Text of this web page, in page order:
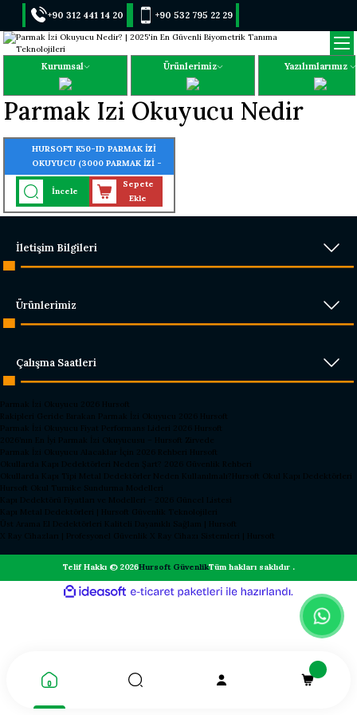
+90 312 441 14 20 +90 532 795 22 29
Kurumsal Ürünlerimiz Yazılımlarımız
Parmak Izi Okuyucu Nedir
HURSOFT K50-ID PARMAK İZİ
OKUYUCU (3000 PARMAK İZİ -
3000 KART OKUMA ÖZELLİĞİ)
İncele
Sepete
Ekle
İletişim Bilgileri
Ürünlerimiz
Çalışma Saatleri
Parmak İzi Okuyucu 2026 Hursoft
Rakipleri Geride Bırakan Parmak İzi Okuyucu 2026 Hursoft
Parmak İzi Okuyucu Fiyat Performans Lideri 2026 Hursoft
2026’nın En İyi Parmak İzi Okuyucusu – Hursoft Zirvede
Parmak İzi Okuyucu Alacaklar İçin 2026 Rehberi Hursoft
Okullarda Kapı Dedektörleri Neden Şart? 2026 Güvenlik Rehberi
Okullarda Kapı Tipi Metal Dedektörler Neden Kullanılmalı?Hursoft Okul Kapı Dedektörleri
Hursoft Okul Turnike Sundurma Modelleri
Kapı Dedektörü Fiyatları ve Modelleri - 2026 Güncel Listesi
Kapı Metal Dedektörleri | Hursoft Güvenlik Teknolojileri
Üst Arama El Dedektörleri Kaliteli Dayanıklı Sağlam | Hursoft
X Ray Cihazları | Profesyonel Güvenlik X Ray Cihazı Sistemleri | Hursoft
Telif Hakkı © 2026Hursoft GüvenlikTüm hakları saklıdır .
ideasoft
e-
hazırlandı.